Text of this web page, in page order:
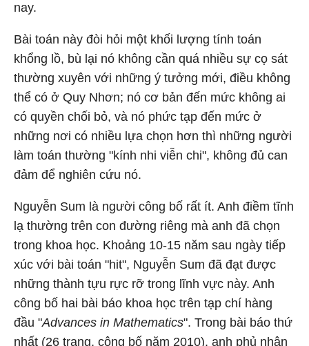
nay.
Bài toán này đòi hỏi một khối lượng tính toán
khổng lồ, bù lại nó không cần quá nhiều sự cọ sát
thường xuyên với những ý tưởng mới, điều không
thể có ở Quy Nhơn; nó cơ bản đến mức không ai
có quyền chối bỏ, và nó phức tạp đến mức ở
những nơi có nhiều lựa chọn hơn thì những người
làm toán thường "kính nhi viễn chi", không đủ can
đảm để nghiên cứu nó.
Nguyễn Sum là người công bố rất ít. Anh điềm tĩnh
lạ thường trên con đường riêng mà anh đã chọn
trong khoa học. Khoảng 10-15 năm sau ngày tiếp
xúc với bài toán "hit", Nguyễn Sum đã đạt được
những thành tựu rực rỡ trong lĩnh vực này. Anh
công bố hai bài báo khoa học trên tạp chí hàng
đầu "Advances in Mathematics". Trong bài báo thứ
nhất (26 trang, công bố năm 2010), anh phủ nhận